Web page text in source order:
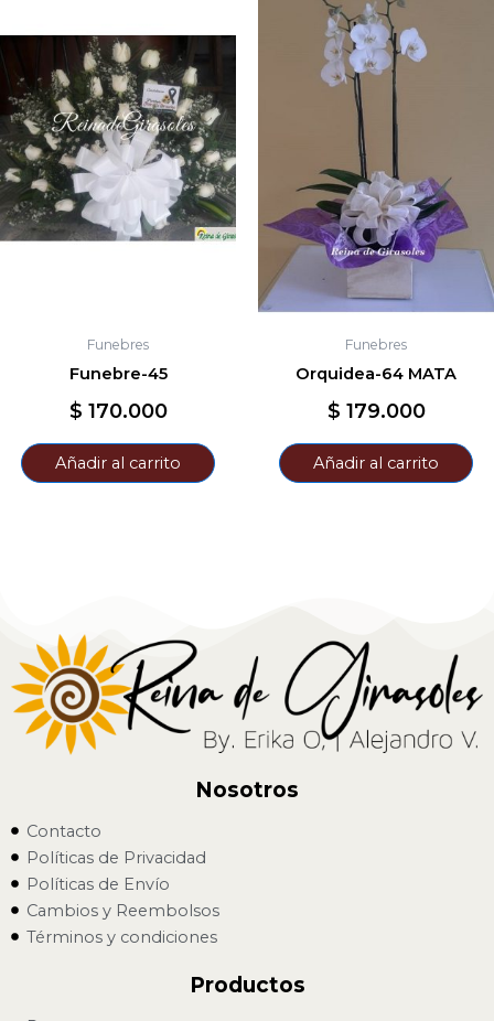
Funebres
Funebre-45
$ 170.000
Añadir al carrito
Funebres
Orquidea-64 MATA
$ 179.000
Añadir al carrito
Nosotros
Contacto
Políticas de Privacidad
Políticas de Envío
Cambios y Reembolsos
Términos y condiciones
Productos